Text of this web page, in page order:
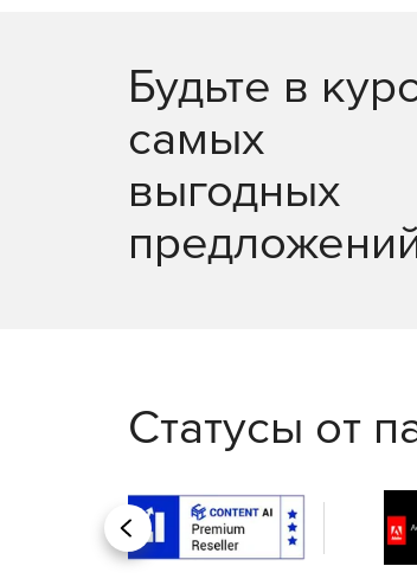
Будьте в
самых
выгодных
Статусы от
Назад